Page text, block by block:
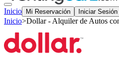
Inicio Mi Reservación Iniciar Sesión
Inicio>Dollar - Alquiler de Autos